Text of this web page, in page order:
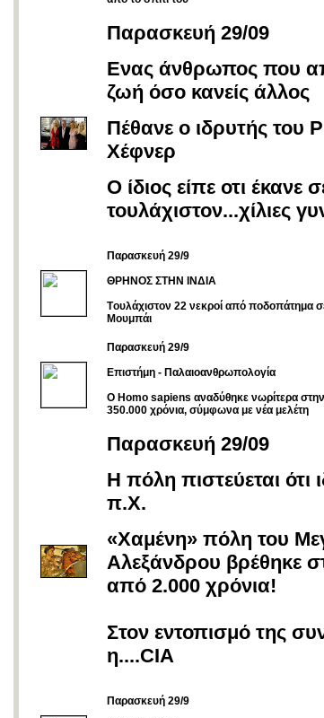
Παρασκευή 29/09
Ενας άνθρωπος που
ζωή όσο κανείς άλλος
Πέθανε ο ιδρυτής του
Χέφνερ
Ο ίδιος είπε οτι έκανε
τουλάχιστον...χίλιες
Παρασκευή 29/9
ΘΡΗΝΟΣ ΣΤΗΝ ΙΝΔΙΑ
Tουλάχιστον 22 νεκροί από ποδοπάτημα
Μουμπάι
Παρασκευή 29/9
Επιστήμη - Παλαιοανθρωπολογία
Ο Homo sapiens αναδύθηκε νωρίτερα
350.000 χρόνια, σύμφωνα με νέα μελέτη
Παρασκευή 29/09
Η πόλη πιστεύεται ότι
π.Χ.
«Χαμένη» πόλη του
Αλεξάνδρου βρέθηκε
από 2.000 χρόνια!
Στον εντοπισμό της
η....CIA
Παρασκευή 29/9